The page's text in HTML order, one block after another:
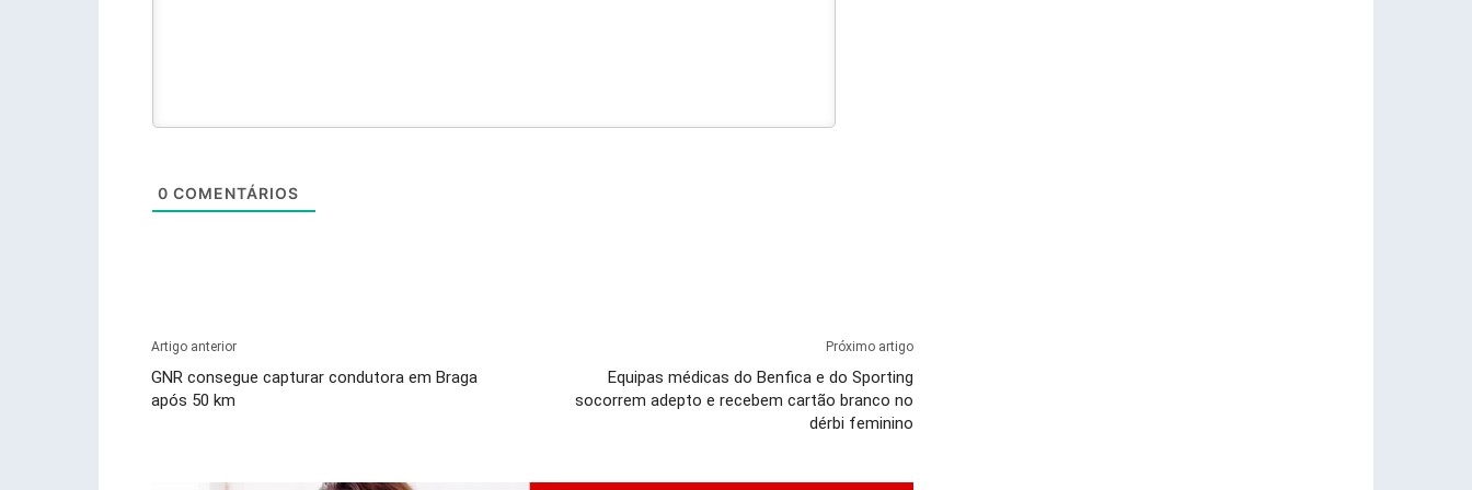
0 COMENTÁRIOS
Artigo anterior
GNR consegue capturar condutora em Braga
após 50 km
Próximo artigo
Equipas médicas do Benfica e do Sporting
socorrem adepto e recebem cartão branco no
dérbi feminino